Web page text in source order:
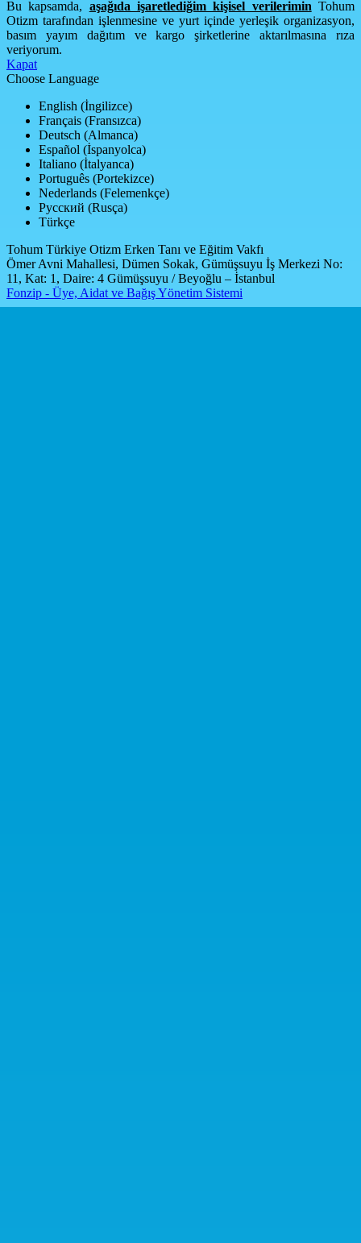
Bu kapsamda, aşağıda işaretlediğim kişisel verilerimin Tohum
Otizm tarafından işlenmesine ve yurt içinde yerleşik organizasyon,
basım yayım dağıtım ve kargo şirketlerine aktarılmasına rıza
veriyorum.
Kapat
Choose Language
English (İngilizce)
Français (Fransızca)
Deutsch (Almanca)
Español (İspanyolca)
Italiano (İtalyanca)
Português (Portekizce)
Nederlands (Felemenkçe)
Русский (Rusça)
Türkçe
Tohum Türkiye Otizm Erken Tanı ve Eğitim Vakfı
Ömer Avni Mahallesi, Dümen Sokak, Gümüşsuyu İş Merkezi No:
11, Kat: 1, Daire: 4 Gümüşsuyu / Beyoğlu – İstanbul
Fonzip - Üye, Aidat ve Bağış Yönetim Sistemi